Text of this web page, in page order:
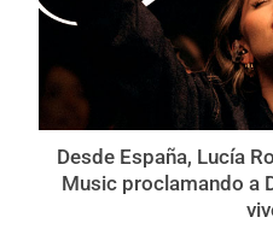
Desde España, Lucía
Music proclamando a